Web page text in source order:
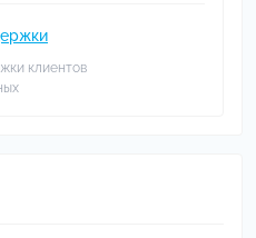
клиентов